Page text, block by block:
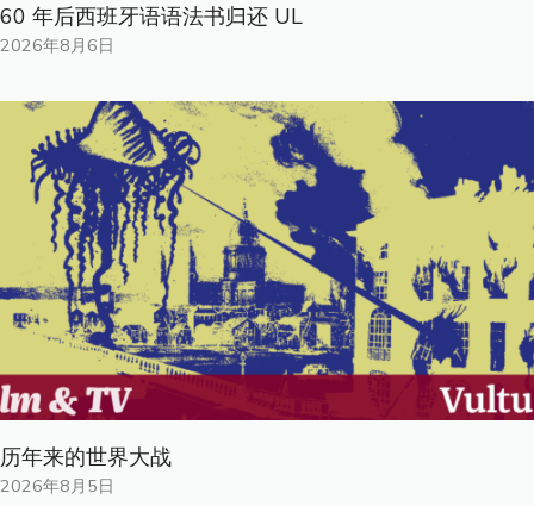
60 年后西班牙语语法书归还 UL
2026年8月6日
历年来的世界大战
2026年8月5日